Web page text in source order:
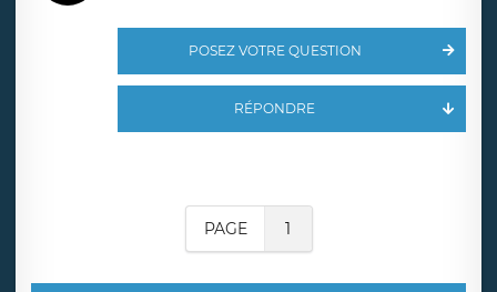
POSEZ VOTRE QUESTION
RÉPONDRE
PAGE 1